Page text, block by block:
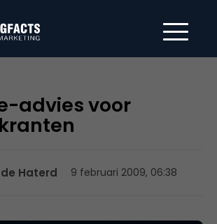
advies voor
Haterd 9 februari 2009, 06:38